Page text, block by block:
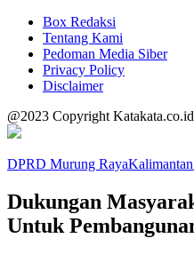
Box Redaksi
Tentang Kami
Pedoman Media Siber
Privacy Policy
Disclaimer
@2023 Copyright Katakata.co.id
DPRD Murung Raya
Dukungan
Untuk